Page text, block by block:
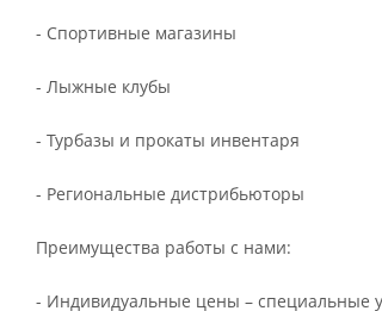
- Спортивные магазины
- Лыжные клубы
- Турбазы и прокаты инвентаря
- Региональные дистрибьюторы
Преимущества работы с нами:
- Индивидуальные цены – специальные